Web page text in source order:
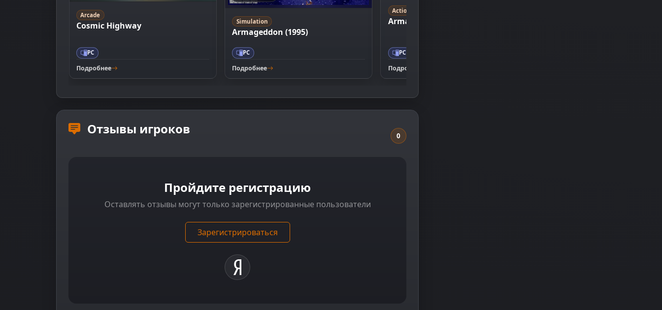
Arcade
Cosmic Highway
PC
Подробнее
Simulation
Armageddon (1995)
PC
Подробнее
Action
Armageddon (2007)
PC
Подробнее
Отзывы игроков 0
Пройдите регистрацию
Оставлять отзывы могут только зарегистрированные пользователи
Зарегистрироваться